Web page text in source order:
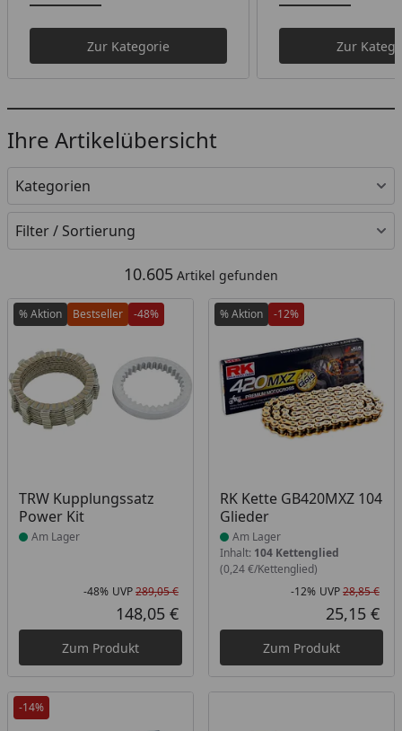
Zur Kategorie Zur
Ihre Artikelübersicht
Kategorien
Filter / Sortierung
10.605 Artikel gefunden
% Aktion Bestseller -48%
TRW Kupplungssatz
Power Kit
Produkt am Lager
Am Lager
Rabatt in Prozent
-48%
Ursprünglicher Preis
UVP289,05 €
Aktueller Preis
148,05 €
Zum Produkt
% Aktion -12%
RK Kette GB420MXZ 104
Glieder
Produkt am Lager
Am Lager
Inhalt: 104 Kettenglied
(0,24 €/Kettenglied)
-12% UVP28,85 €
25,15 €
Zum Produkt
-14%